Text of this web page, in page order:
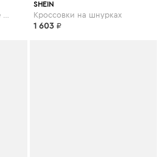
SHEIN
Кроссовки на шнурках
1 603 ₽